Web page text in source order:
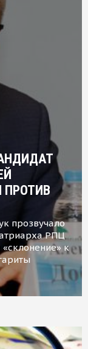
ПРОТИВ
прозвучало
РПЦ
к